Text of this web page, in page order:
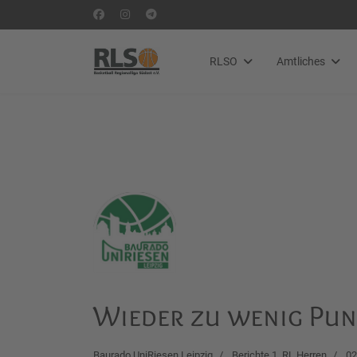
RLSO Amtliches
Wieder zu wenig